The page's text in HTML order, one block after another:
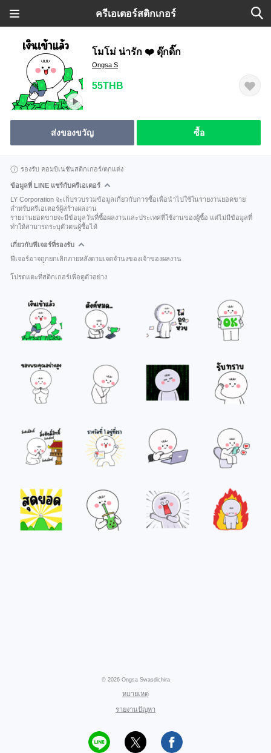
ครีเอเตอร์สติกเกอร์
โมโม่ น่ารัก ❤️ ดุ๊กดิ๊ก
Ongsa S
55THB
ส่งของขวัญ ซื้อ
รองรับ คอมบิเนชันสติกเกอร์/ตกแต่ง
ข้อมูลที่ LINE แชร์กับครีเอเตอร์
LY Corporation จะเก็บรวบรวมข้อมูลเกี่ยวกับการซื้อเพื่อนำไปใช้ในรายงานยอดขาย
สำหรับครีเอเตอร์ผู้สร้างผลงาน
รายงานยอดขายจะมีข้อมูลวันที่ซื้อผลงานและประเทศที่ใช้งานของผู้ซื้อ แต่ไม่มีข้อมูลที่
ทำให้สามารถระบุตัวตนผู้ซื้อได้
เกี่ยวกับฟีเจอร์ที่รองรับ
ฟีเจอร์อาจถูกยกเลิกภายหลังตามเจตจำนงของเจ้าของผลงาน
โปรดแตะที่สติกเกอร์เพื่อดูตัวอย่าง
© 2026 Ongsa Swasdichira
หมายเหตุ
รายงานปัญหา